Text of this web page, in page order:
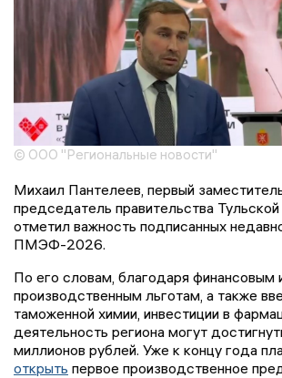
© ООО "Региональные новости"
Михаил Пантелеев, первый
председатель правительства Тульской
отметил важность подписанных
ПМЭФ-2026.
По его словам, благодаря финансовым
производственным льготам, а также
таможенной химии, инвестиции в
деятельность региона могут
миллионов рублей. Уже к концу года
открыть первое производственное